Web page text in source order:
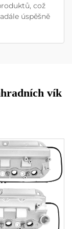
což
úspěšně
vík